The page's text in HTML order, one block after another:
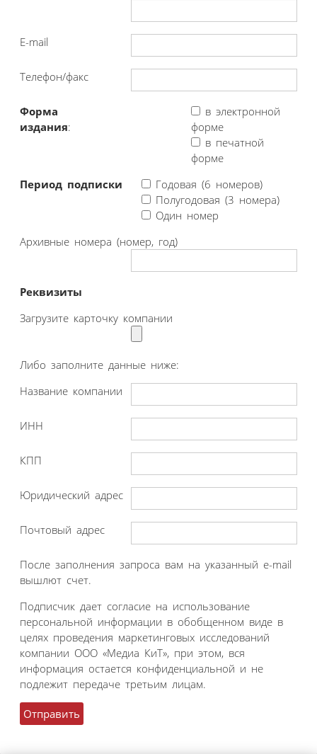
E-mail
Телефон/факс
Форма
издания:
в электронной
форме
в печатной
форме
Период подписки
Годовая (6 номеров)
Полугодовая (3 номера)
Один номер
Архивные номера (номер, год)
Реквизиты
Загрузите карточку компании
Либо заполните данные ниже:
Название компании
ИНН
КПП
Юридический адрес
Почтовый адрес
После заполнения запроса вам на указанный e-mail
вышлют счет.
Подписчик дает согласие на использование
персональной информации в обобщенном виде в
целях проведения маркетинговых исследований
компании ООО «Медиа КиТ», при этом, вся
информация остается конфиденциальной и не
подлежит передаче третьим лицам.